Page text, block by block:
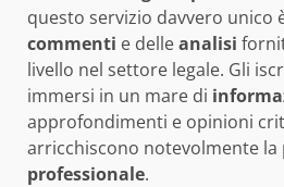
questo servizio davvero unico
commenti e delleanalisi
livello nel settore legale. Gli
immersi in un mare di
approfondimenti e opinioni
arricchiscono notevolmente la
professionale.